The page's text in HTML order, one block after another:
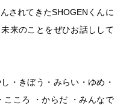
されてきたSHOGENくんに
来のことをぜひお話しして
・きぼう・みらい・ゆめ・
こころ ・からだ ・みんなで